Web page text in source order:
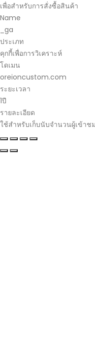
เพื่อสำหรับการสั่งซื้อสินค้า
Name
_ga
ประเภท
คุกกี้เพื่อการวิเคราะห์
โดเมน
oreioncustom.com
ระยะเวลา
1ปี
รายละเอียด
ใช้สำหรับเก็บนับจำนวนผู้เข้าช